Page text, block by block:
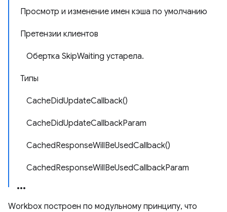
Просмотр и изменение имен кэша по умолчанию
Претензии клиентов
Обертка SkipWaiting устарела.
Типы
CacheDidUpdateCallback()
CacheDidUpdateCallbackParam
CachedResponseWillBeUsedCallback()
CachedResponseWillBeUsedCallbackParam
Workbox построен по модульному принципу, что